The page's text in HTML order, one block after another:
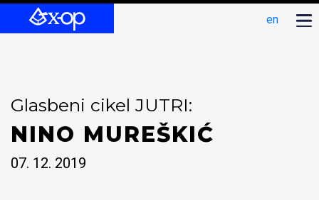
en
Glasbeni cikel JUTRI:
NINO MUREŠKIĆ
07. 12. 2019